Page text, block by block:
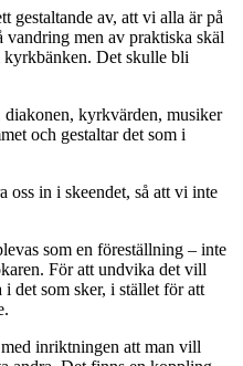
gestaltande av, att vi alla är på
vandring men av praktiska skäl
kyrkbänken. Det skulle bli
diakonen, kyrkvärden, musiker
och gestaltar det som i
oss in i skeendet, så att vi inte
som en föreställning – inte
För att undvika det vill
det som sker, i stället för att
inriktningen att man vill